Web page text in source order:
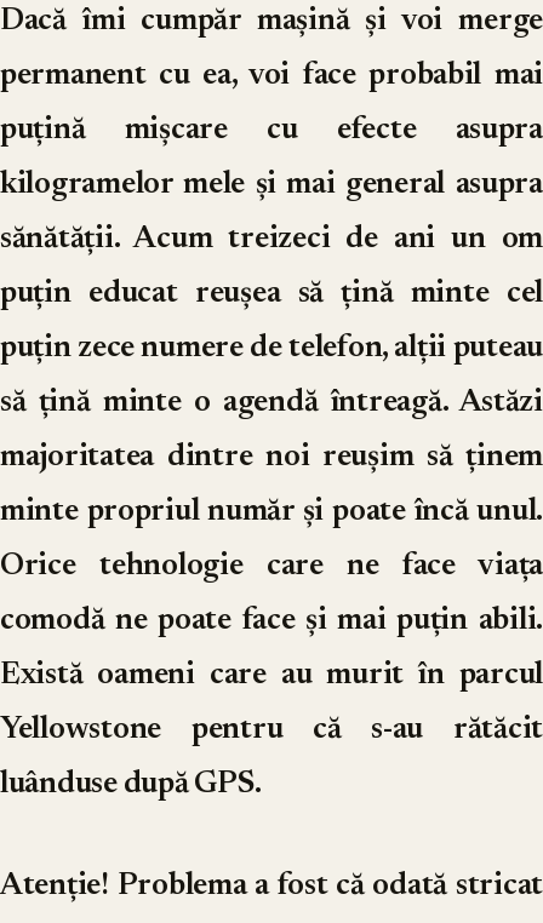
Dacă îmi cumpăr mașină și voi merge
permanent cu ea, voi face probabil mai
puțină mișcare cu efecte asupra
kilogramelor mele și mai general asupra
sănătății. Acum treizeci de ani un om
puțin educat reușea să țină minte cel
puțin zece numere de telefon, alții puteau
să țină minte o agendă întreagă. Astăzi
majoritatea dintre noi reușim să ținem
minte propriul număr și poate încă unul.
Orice tehnologie care ne face viața
comodă ne poate face și mai puțin abili.
Există oameni care au murit în parcul
Yellowstone pentru că s-au rătăcit
luânduse după GPS.
Atenție! Problema a fost că odată stricat